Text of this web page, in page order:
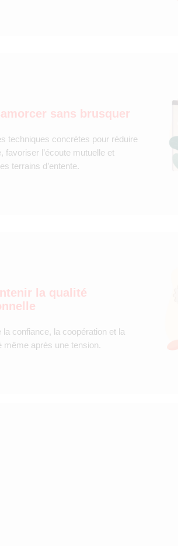
sans brusquer
techniques concrètes pour réduire
favoriser l’écoute mutuelle et
terrains d’entente.
la qualité
la confiance, la coopération et la
même après une tension.